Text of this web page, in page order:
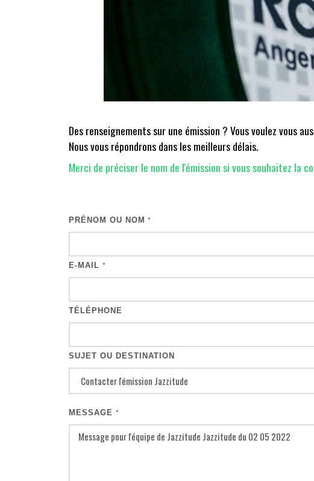
Des renseignements sur une émission ? Vous voulez vous
Nous vous répondrons dans les meilleurs délais.
Merci de préciser le nom de l'émission si vous souhaitez la
PRÉNOM OU NOM *
E-MAIL *
TÉLÉPHONE
SUJET OU DESTINATION
MESSAGE *